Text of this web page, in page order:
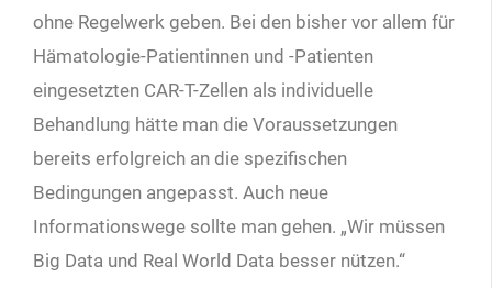
ohne Regelwerk geben. Bei den bisher vor allem für
Hämatologie-Patientinnen und -Patienten
eingesetzten CAR-T-Zellen als individuelle
Behandlung hätte man die Voraussetzungen
bereits erfolgreich an die spezifischen
Bedingungen angepasst. Auch neue
Informationswege sollte man gehen. „Wir müssen
Big Data und Real World Data besser nützen.“